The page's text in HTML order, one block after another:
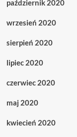
październik 2020
wrzesień 2020
sierpień 2020
lipiec 2020
czerwiec 2020
maj 2020
kwiecień 2020